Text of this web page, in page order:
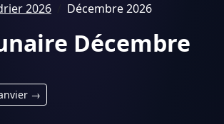
2026 Décembre 2026
Décembre
→